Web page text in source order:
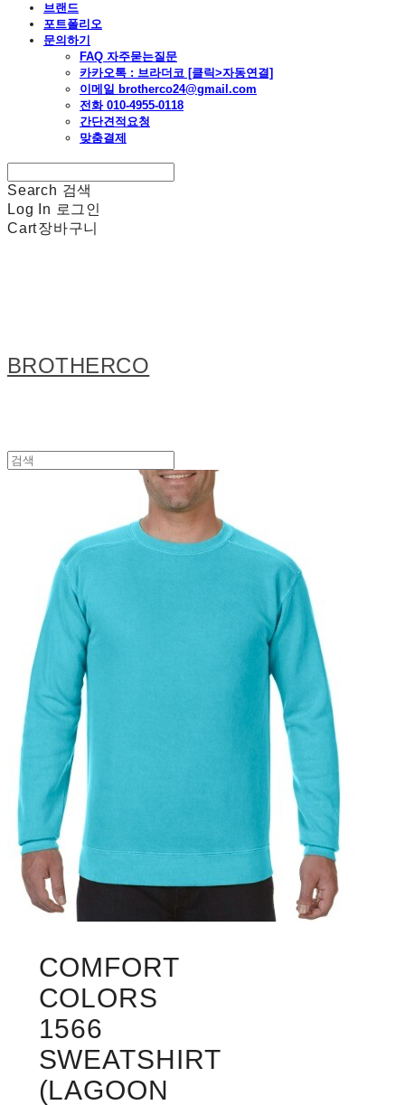
브랜드
포트폴리오
문의하기
FAQ 자주묻는질문
카카오톡 : 브라더코 [클릭>자동연결]
이메일 brotherco24@gmail.com
전화 010-4955-0118
간단견적요청
맞춤결제
Search 검색
Log In 로그인
Cart장바구니
BROTHERCO
COMFORT
COLORS
1566
SWEATSHIRT
(LAGOON